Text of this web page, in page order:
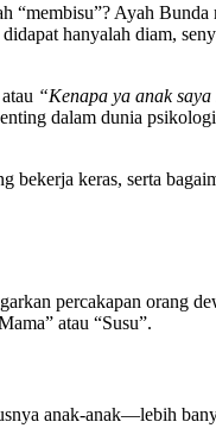
“membisu”? Ayah Bunda
hanyalah diam,
“Kenapa ya anak
dalam dunia
bekerja keras, serta
percakapan orang
atau “Susu”.
anak-anak—lebih